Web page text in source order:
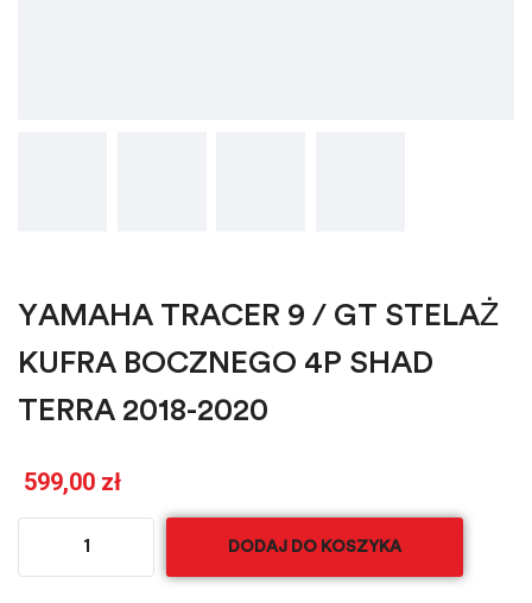
YAMAHA TRACER 9 / GT STELAŻ
KUFRA BOCZNEGO 4P SHAD
TERRA 2018-2020
599,00 zł
DODAJ DO KOSZYKA